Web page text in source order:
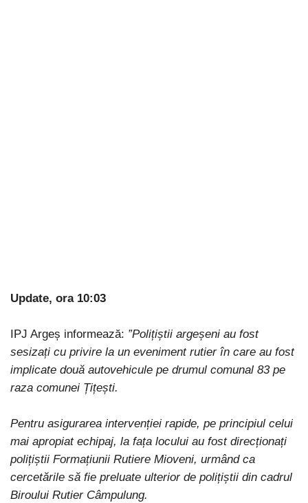
Update, ora 10:03
IPJ Argeș informează: ”Polițiștii argeșeni au fost
sesizați cu privire la un eveniment rutier în care au fost
implicate două autovehicule pe drumul comunal 83 pe
raza comunei Țițești.
Pentru asigurarea intervenției rapide, pe principiul celui
mai apropiat echipaj, la fața locului au fost direcționați
polițiștii Formațiunii Rutiere Mioveni, urmând ca
cercetările să fie preluate ulterior de polițiștii din cadrul
Biroului Rutier Câmpulung.